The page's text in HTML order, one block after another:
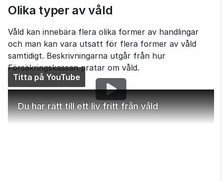
Olika typer av våld
Våld kan innebära flera olika former av handlingar
och man kan vara utsatt för flera former av våld
samtidigt. Beskrivningarna utgår från hur
Försäkringskassan pratar om våld.
Du har rätt till ett liv fritt från våld
Titta på YouTube